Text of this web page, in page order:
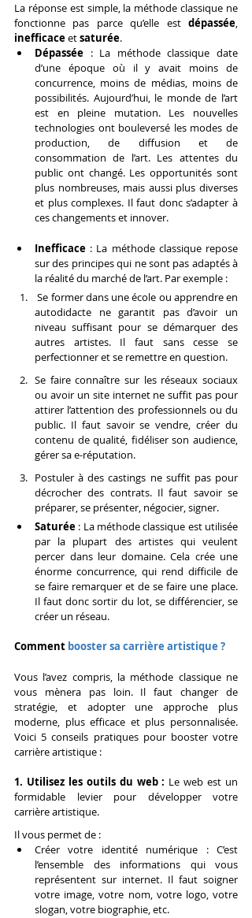
La réponse est simple, la méthode classique ne
fonctionne pas parce qu’elle est dépassée
inefficace et saturée.
Dépassée : La méthode classique date
d’une époque où il y avait moins de
concurrence, moins de médias, moins de
possibilités. Aujourd’hui, le monde de l’art
est en pleine mutation. Les nouvelles
technologies ont bouleversé les modes de
production, de diffusion et de
consommation de l’art. Les attentes du
public ont changé. Les opportunités sont
plus nombreuses, mais aussi plus diverses
et plus complexes. Il faut donc s’adapter à
ces changements et innover.
Inefficace : La méthode classique repose
sur des principes qui ne sont pas adaptés à
la réalité du marché de l’art. Par exemple :
Se former dans une école ou apprendre en
autodidacte ne garantit pas d’avoir un
niveau suffisant pour se démarquer des
autres artistes. Il faut sans cesse se
perfectionner et se remettre en question.
Se faire connaître sur les réseaux sociaux
ou avoir un site internet ne suffit pas pour
attirer l’attention des professionnels ou du
public. Il faut savoir se vendre, créer du
contenu de qualité, fidéliser son audience,
gérer sa e-réputation.
Postuler à des castings ne suffit pas pour
décrocher des contrats. Il faut savoir se
préparer, se présenter, négocier, signer.
Saturée : La méthode classique est utilisée
par la plupart des artistes qui veulent
percer dans leur domaine. Cela crée une
énorme concurrence, qui rend difficile de
se faire remarquer et de se faire une place.
Il faut donc sortir du lot, se différencier, se
créer un réseau.
Comment booster sa carrière artistique ?
Vous l’avez compris, la méthode classique ne
vous mènera pas loin. Il faut changer de
stratégie, et adopter une approche plus
moderne, plus efficace et plus personnalisée.
Voici 5 conseils pratiques pour booster votre
carrière artistique :
1. Utilisez les outils du web : Le web est un
formidable levier pour développer votre
carrière artistique.
Il vous permet de :
Créer votre identité numérique : C’est
l’ensemble des informations qui vous
représentent sur internet. Il faut soigner
votre image, votre nom, votre logo, votre
slogan, votre biographie, etc.